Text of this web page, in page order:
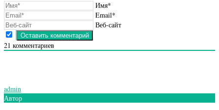
Имя*
Email*
Веб-сайт
21 комментариев
admin
Автор